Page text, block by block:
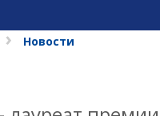
Новости